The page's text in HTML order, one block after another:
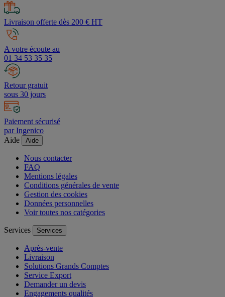
Livraison offerte dès 200 € HT
A votre écoute au
01 34 53 35 35
Retour gratuit
sous 30 jours
Paiement sécurisé
par Ingenico
Aide
Aide
Nous contacter
FAQ
Mentions légales
Conditions générales de vente
Gestion des cookies
Données personnelles
Voir toutes nos catégories
Services Services
Après-vente
Livraison
Solutions Grands Comptes
Service Export
Demander un devis
Engagements qualités